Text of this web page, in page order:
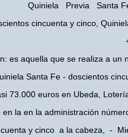
Quiniela Previa Santa
cincuenta y cinco,
es aquella que se realiza a
Santa Fe - doscientos
73.000 euros en Ubeda,
la en la administración
y cinco a la cabeza, -